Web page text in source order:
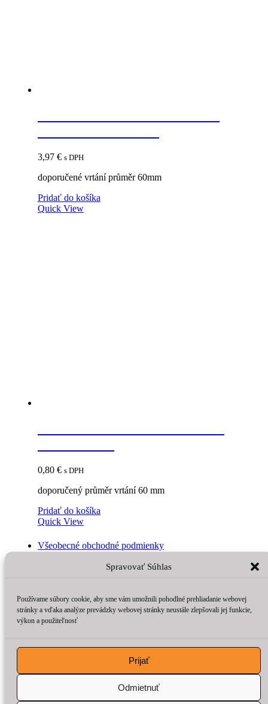
Spravovať Súhlas
Používame súbory cookie, aby sme vám umožnili pohodlné prehliadanie webovej
stránky a vďaka analýze prevádzky webovej stránky neustále zlepšovali jej funkcie,
výkon a použiteľnosť
Prijať
Odmietnuť
3,97 € s DPH
doporučené vrtání průměr 60mm
Pridať do košíka
Quick View
0,80 € s DPH
doporučený průměr vrtání 60 mm
Pridať do košíka
Quick View
Všeobecné obchodné podmienky
Reklamačný poriadok
„GDPR – Žiadosti dotknutých osôb“
Odstúpenie od zmluvy
Themehunk